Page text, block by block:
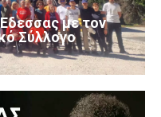
με τον
Σύλλογο